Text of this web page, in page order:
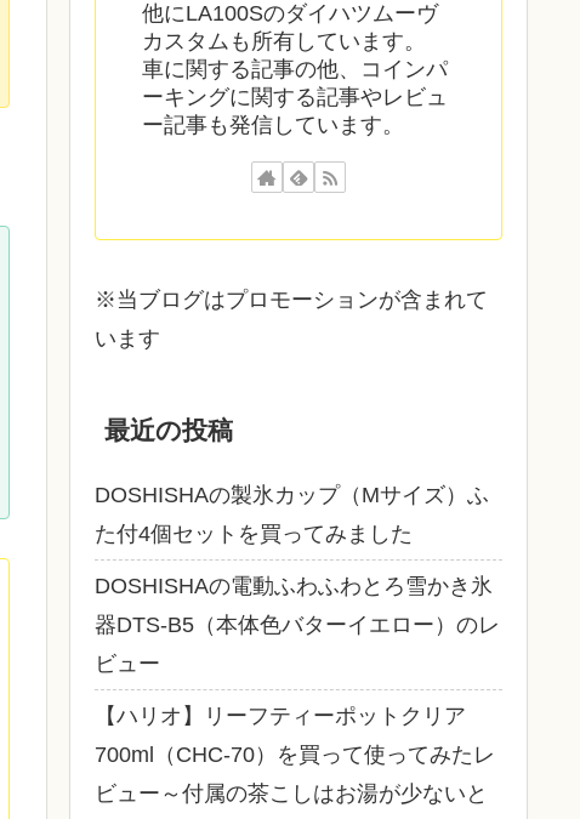
他にLA100Sのダイハツムーヴ
カスタムも所有しています。
車に関する記事の他、コインパ
ーキングに関する記事やレビュ
ー記事も発信しています。
※当ブログはプロモーションが含まれて
います
最近の投稿
DOSHISHAの製氷カップ（Mサイズ）ふ
た付4個セットを買ってみました
DOSHISHAの電動ふわふわとろ雪かき氷
器DTS‐B5（本体色バターイエロー）のレ
ビュー
【ハリオ】リーフティーポットクリア
700ml（CHC-70）を買って使ってみたレ
ビュー～付属の茶こしはお湯が少ないと